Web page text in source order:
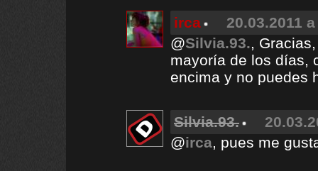
irca
20.03.2011
@Silvia.93.,
mayoría de los días,
encima y no puedes
Silvia.93.
@irca, pues me